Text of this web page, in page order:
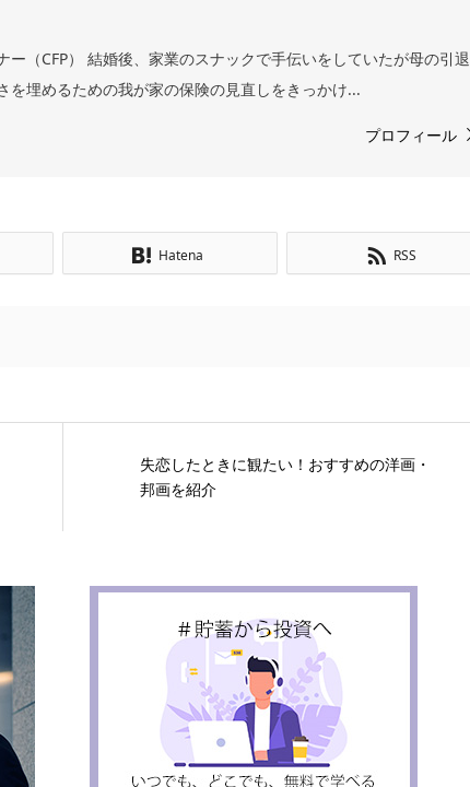
ー（CFP） 結婚後、家業のスナックで手伝いをしていたが母の引退
を埋めるための我が家の保険の見直しをきっかけ...
プロフィール
Hatena RSS
失恋したときに観たい！おすすめの洋画・
邦画を紹介